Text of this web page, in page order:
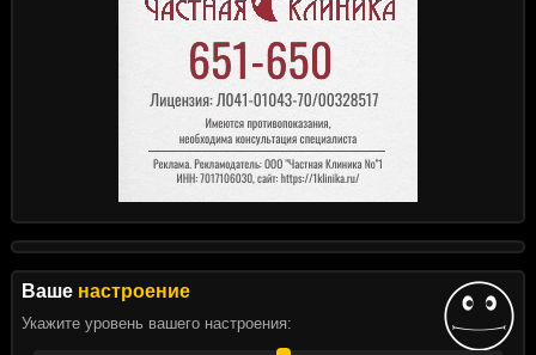
Ваше настроение
Укажите уровень вашего настроения: